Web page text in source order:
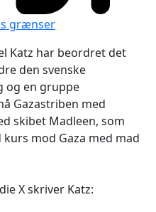
Katz har beordret det
den svenske
og en gruppe
Gazastriben med
skibet Madleen, som
mod Gaza med mad
X skriver Katz: